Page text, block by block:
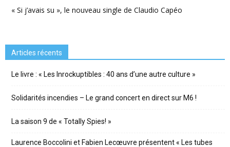
« Si j’avais su », le nouveau single de Claudio Capéo
Articles récents
Le livre : « Les Inrockuptibles : 40 ans d’une autre culture »
Solidarités incendies – Le grand concert en direct sur M6 !
La saison 9 de « Totally Spies! »
Laurence Boccolini et Fabien Lecœuvre présentent « Les tubes